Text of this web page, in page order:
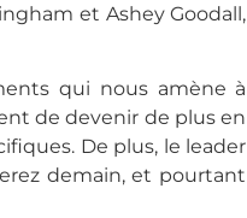
et Ashey Goodall,
qui nous amène à
de devenir de plus en
De plus, le leader
demain, et pourtant